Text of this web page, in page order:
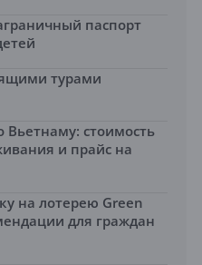
паспорт
турами
Вьетнаму: стоимость
и прайс на
на лотерею Green
для граждан